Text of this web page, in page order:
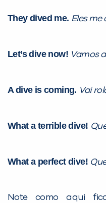
They dived me. Eles me
Let’s dive now! Vamos
A dive is coming. Vai
What a terrible dive!
What a perfect dive!
Note como aqui